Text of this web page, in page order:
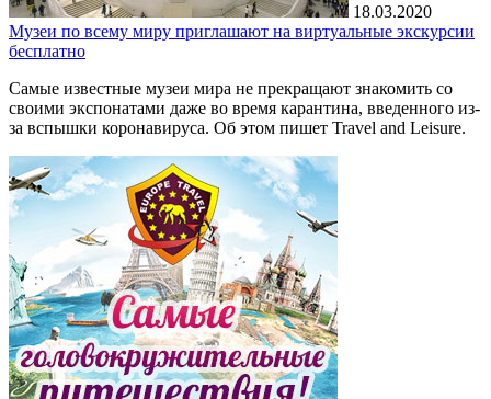
18.03.2020
Музеи по всему миру приглашают на виртуальные экскурсии
бесплатно
Самые известные музеи мира не прекращают знакомить со
своими экспонатами даже во время карантина, введенного из-
за вспышки коронавируса. Об этом пишет Travel and Leisure.